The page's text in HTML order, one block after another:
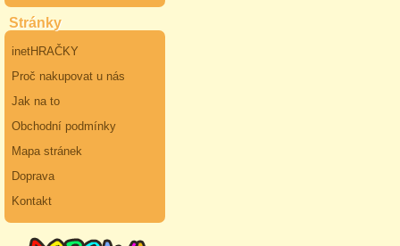
Stránky
inetHRAČKY
Proč nakupovat u nás
Jak na to
Obchodní podmínky
Mapa stránek
Doprava
Kontakt